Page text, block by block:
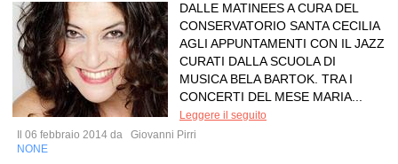
DALLE MATINEES A CURA DEL
CONSERVATORIO SANTA CECILIA
AGLI APPUNTAMENTI CON IL JAZZ
CURATI DALLA SCUOLA DI
MUSICA BELA BARTOK. TRA I
CONCERTI DEL MESE MARIA...
Leggere il seguito
Il 06 febbraio 2014 da
Giovanni Pirri
NONE